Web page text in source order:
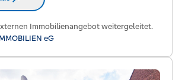
Immobilienangebot weitergeleitet.
eG